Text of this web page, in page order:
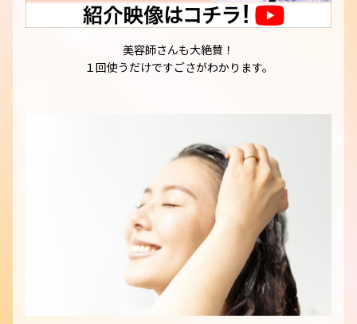
美容師さんも大絶賛！
１回使うだけですごさがわかります。